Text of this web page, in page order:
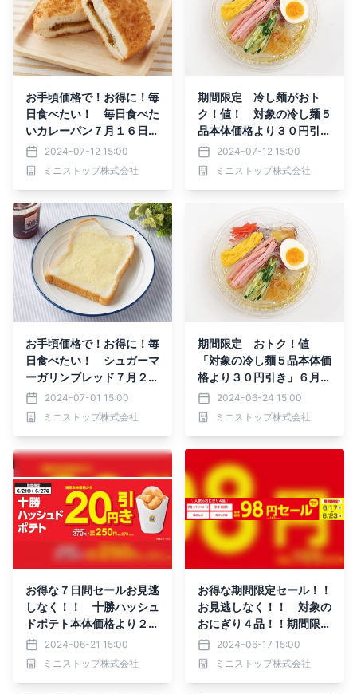
お手頃価格で！お得に！毎
日食べたい！ 毎日食べた
いカレーパン７月１６日
（火）新発売
2024-07-12 15:00
ミニストップ株式会社
期間限定 冷し麺がおト
ク！値！ 対象の冷し麺５
品本体価格より３０円引き
７月１５日（月）～７月２
１日（日）実施
2024-07-12 15:00
ミニストップ株式会社
お手頃価格で！お得に！毎
日食べたい！ シュガーマ
ーガリンブレッド７月２日
（火）新発売
2024-07-01 15:00
ミニストップ株式会社
期間限定 おトク！値
「対象の冷し麺５品本体価
格より３０円引き」６月２
４日（月）～６月３０日
（日）実施 「対象のフレ
ッシュサンド２品、期間限
（火）～７月８日（月）実
施
2024-06-24 15:00
ミニストップ株式会社
お得な７日間セールお見逃
しなく！！ 十勝ハッシュ
ドポテト本体価格より２０
円引き 対象の得とくパッ
ク本体価格より３０円引
き ６月２１日（金）～６
2024-06-21 15:00
ミニストップ株式会社
お得な期間限定セール！！
お見逃しなく！！ 対象の
おにぎり４品！！期間限
定 本体価格９８円※１
６月１７日（月）～６月２
３日（日）実施
2024-06-17 15:00
ミニストップ株式会社